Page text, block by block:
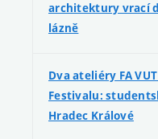
architektury vrací
lázně
Dva ateliéry FA
Festivalu:
Hradec Králové